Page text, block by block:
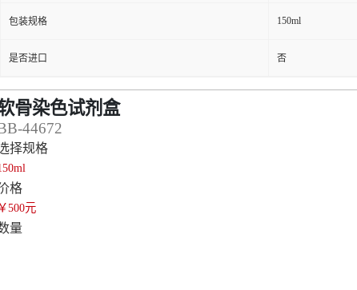
包装规格 150ml
是否进口 否
骨染色试剂盒
44672
择规格
格
500元
量